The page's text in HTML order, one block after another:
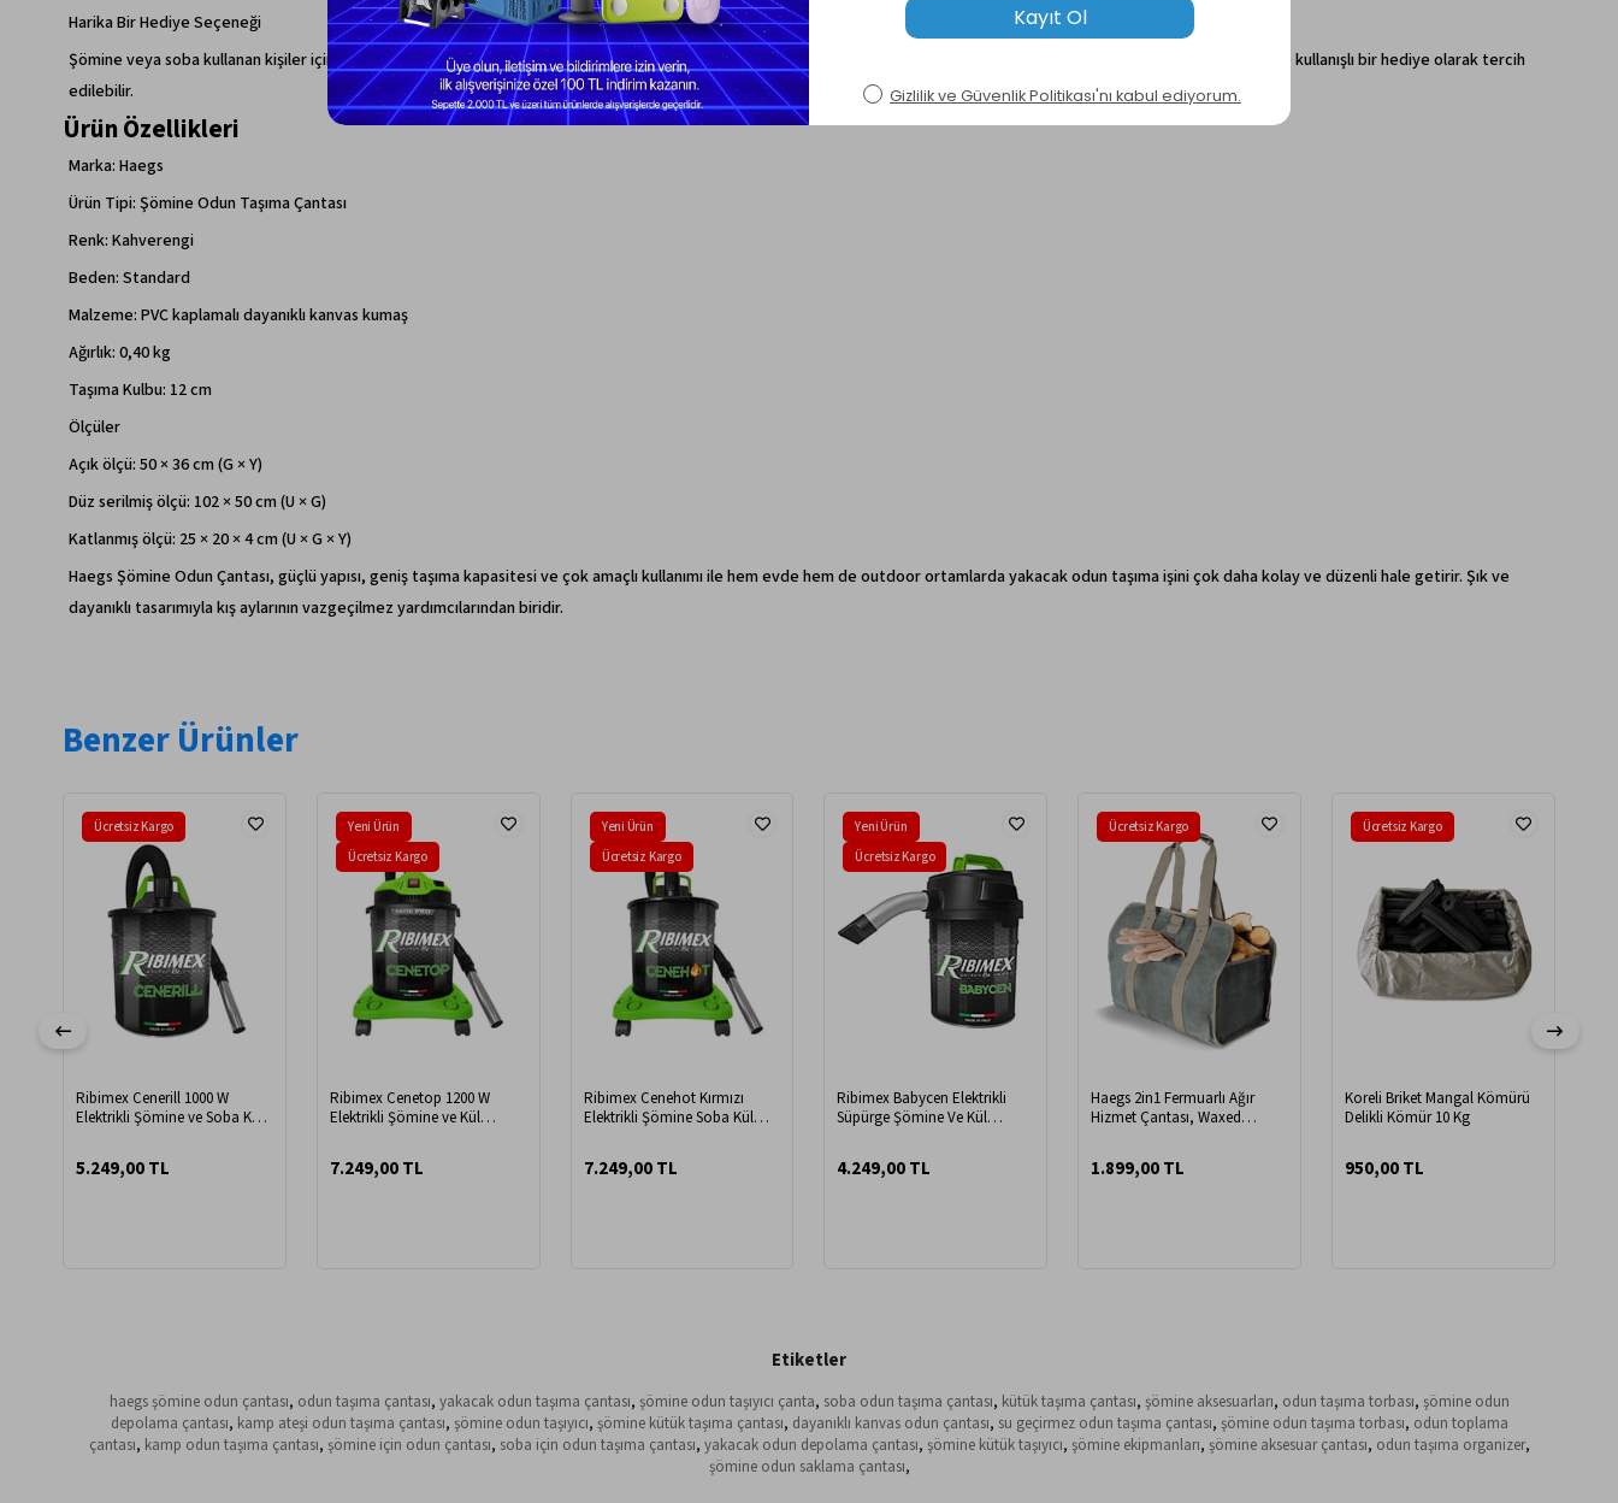
Harika Bir Hediye Seçeneği
Şömine veya soba kullanan kişiler için son derece pratik bir yardımcıdır. Yeni ev hediyesi, doğum günü, yılbaşı, Babalar Günü veya Anneler Günü gibi özel günlerde anlamlı ve kullanışlı bir hediye olarak tercih
edilebilir.
Ürün Özellikleri
Marka: Haegs
Ürün Tipi: Şömine Odun Taşıma Çantası
Renk: Kahverengi
Beden: Standard
Malzeme: PVC kaplamalı dayanıklı kanvas kumaş
Ağırlık: 0,40 kg
Taşıma Kulbu: 12 cm
Ölçüler
Açık ölçü: 50 × 36 cm (G × Y)
Düz serilmiş ölçü: 102 × 50 cm (U × G)
Katlanmış ölçü: 25 × 20 × 4 cm (U × G × Y)
Haegs Şömine Odun Çantası, güçlü yapısı, geniş taşıma kapasitesi ve çok amaçlı kullanımı ile hem evde hem de outdoor ortamlarda yakacak odun taşıma işini çok daha kolay ve düzenli hale getirir. Şık ve
dayanıklı tasarımıyla kış aylarının vazgeçilmez yardımcılarından biridir.
Benzer Ürünler
Ribimex Cenerill 1000 W
Elektrikli Şömine ve Soba Kül
5.249,00 TL
Ücretsiz Kargo
Ribimex Cenetop 1200 W
Elektrikli Şömine ve Kül
7.249,00 TL
Yeni Ürün
Ücretsiz Kargo
Ribimex Cenehot Kırmızı
Elektrikli Şömine Soba Kül
7.249,00 TL
Yeni Ürün
Ücretsiz Kargo
Ribimex Babycen Elektrikli
Süpürge Şömine Ve Kül
4.249,00 TL
Yeni Ürün
Ücretsiz Kargo
Haegs 2in1 Fermuarlı Ağır
Hizmet Çantası, Waxed
Taşıma Depolama Çantası,
1.899,00 TL
Ücretsiz Kargo
Koreli Briket Mangal Kömürü
Delikli Kömür 10 Kg
950,00 TL
Ücretsiz Kargo
Etiketler
haegs şömine odun çantası, odun taşıma çantası, yakacak odun taşıma çantası, şömine odun taşıyıcı çanta, soba odun taşıma çantası, kütük taşıma çantası, şömine aksesuarları, odun taşıma torbası, şömine odun
depolama çantası, kamp ateşi odun taşıma çantası, şömine odun taşıyıcı, şömine kütük taşıma çantası, dayanıklı kanvas odun çantası, su geçirmez odun taşıma çantası, şömine odun taşıma torbası, odun toplama
çantası, kamp odun taşıma çantası, şömine için odun çantası, soba için odun taşıma çantası, yakacak odun depolama çantası, şömine kütük taşıyıcı, şömine ekipmanları, şömine aksesuar çantası, odun taşıma organizer,
şömine odun saklama çantası,